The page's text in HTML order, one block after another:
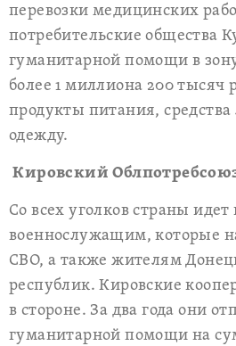
перевозки медицинских
потребительские общества
гуманитарной помощи в
более 1 миллиона 200 тысяч
продукты питания,
одежду.
Кировский
Со всех уголков страны
военнослужащим, которые
СВО, а также жителям
республик. Кировские
в стороне. За два года они
гуманитарной помощи на